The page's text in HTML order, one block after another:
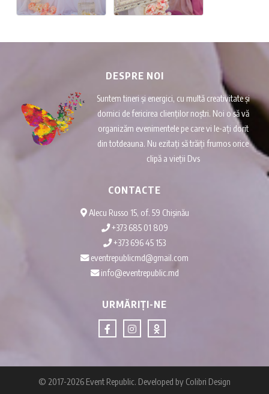
DESPRE NOI
Suntem tineri și energici, cu multă creativitate și
dornici de fericirea clienților noștri. Noi o să vă
organizăm evenimentele pe care vi le-ați dorit
din totdeauna. Nu ezitați să trăiți frumos orice
clipă a vieții Dvs
CONTACTE
Alecu Russo 15, of. 59 Chișinău
+373 685 01 809
+373 696 45 153
eventrepublicmd@gmail.com
info@eventrepublic.md
URMĂRIȚI-NE
© 2017-2026 Event Republic. Developed by Colibri Design